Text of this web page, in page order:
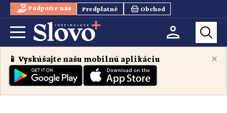
Podporte nás Predplatné Obchod
×
📱 Vyskúšajte našu mobilnú aplikáciu